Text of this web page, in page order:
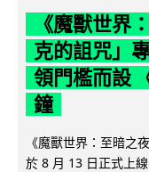
《魔獸世界
克的詛咒」
領門檻而設
鐘
《魔獸世界：至暗之
於 8 月 13 日正式上